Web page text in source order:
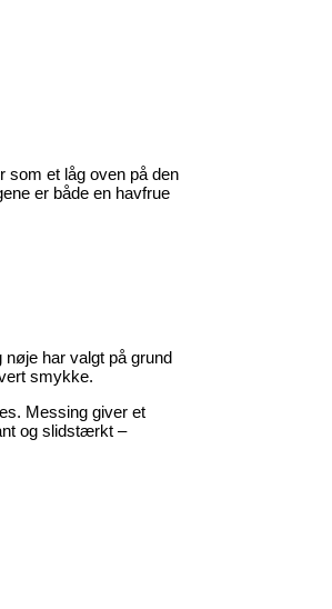
som et låg oven på den
er både en havfrue
har valgt på grund
smykke.
Messing giver et
og slidstærkt –